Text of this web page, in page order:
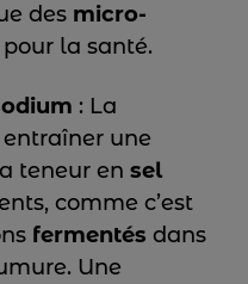
des micro-
la santé.
: La
une
teneur en sel
comme c’est
fermentés dans
Une